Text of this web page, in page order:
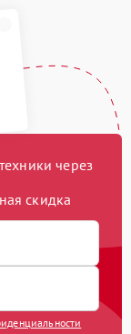
через
скидка